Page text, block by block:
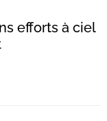
efforts à ciel